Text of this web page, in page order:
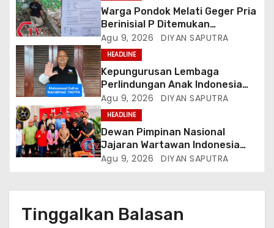
Warga Pondok Melati Geger Pria
Berinisial P Ditemukan
Meninggal Diduga Akibat
Tekanan Hutang
Agu 9, 2026 DIYAN SAPUTRA
HEADLINE
Kepungurusan Lembaga
Perlindungan Anak Indonesia
(LPAI) Periode 2026-2031
Terbentuk, Wakil Kordinator
Nasional Tim Reaksi Cepat
Perlindungan Perempuan Anak
(Wakornas TRCPPA) Muhammad
Gufron Mengapresiasi Dan Beri
Agu 9, 2026 DIYAN SAPUTRA
HEADLINE
Dewan Pimpinan Nasional
Jajaran Wartawan Indonesia
(DPN-JWI) Menggelar Rapat
Agu 9, 2026 DIYAN SAPUTRA
Tinggalkan Balasan